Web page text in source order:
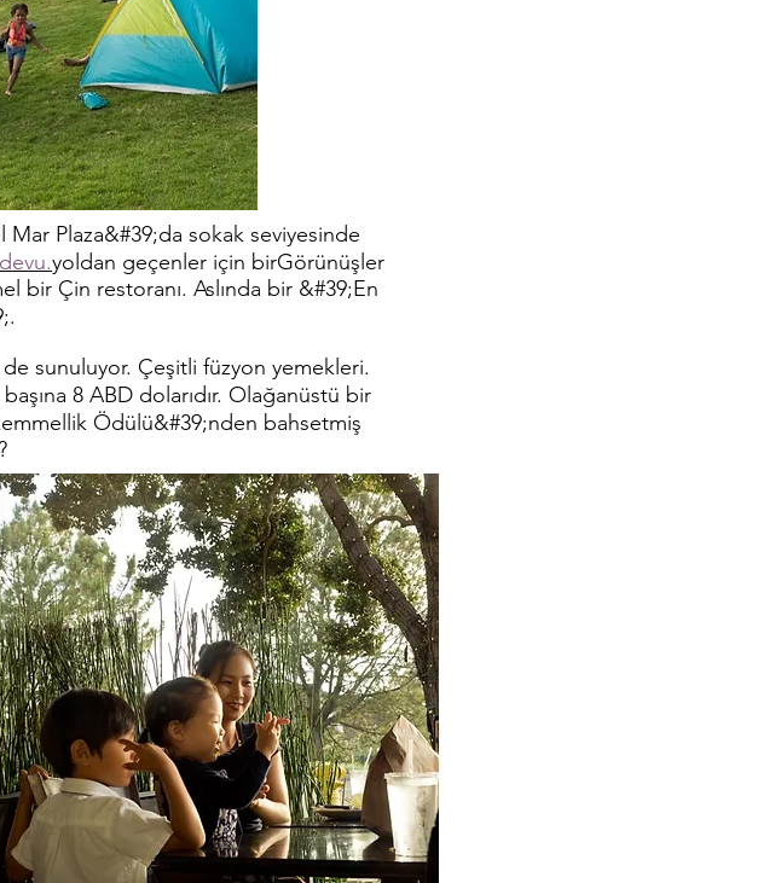
Plaza&#39;da sokak seviyesinde
yoldan geçenler için birGörünüşler
bir Çin restoranı. Aslında bir &#39;En
de sunuluyor. Çeşitli füzyon yemekleri.
8 ABD dolarıdır. Olağanüstü bir
Ödülü&#39;nden bahsetmiş